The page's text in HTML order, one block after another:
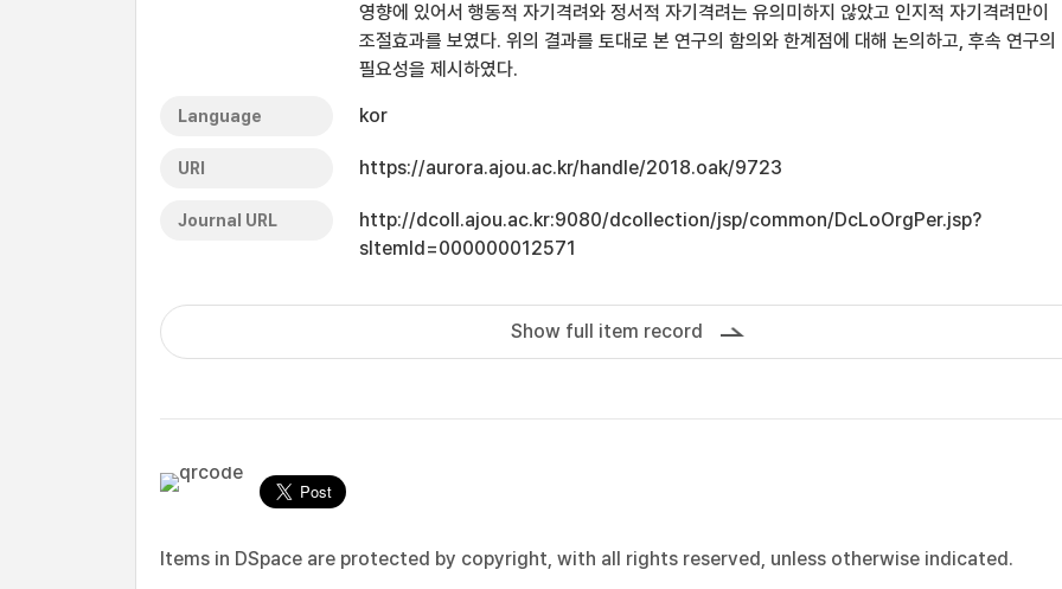
영향에 있어서 행동적 자기격려와 정서적 자기격려는 유의미하지 않았고 인지적 자기격려만이
조절효과를 보였다. 위의 결과를 토대로 본 연구의 함의와 한계점에 대해 논의하고, 후속 연구의
필요성을 제시하였다.
Language kor
URI https://aurora.ajou.ac.kr/handle/2018.oak/9723
Journal URL
http://dcoll.ajou.ac.kr:9080/dcollection/jsp/common/DcLoOrgPer.jsp?
sItemId=000000012571
Show full item record
Items in DSpace are protected by copyright, with all rights reserved, unless otherwise indicated.